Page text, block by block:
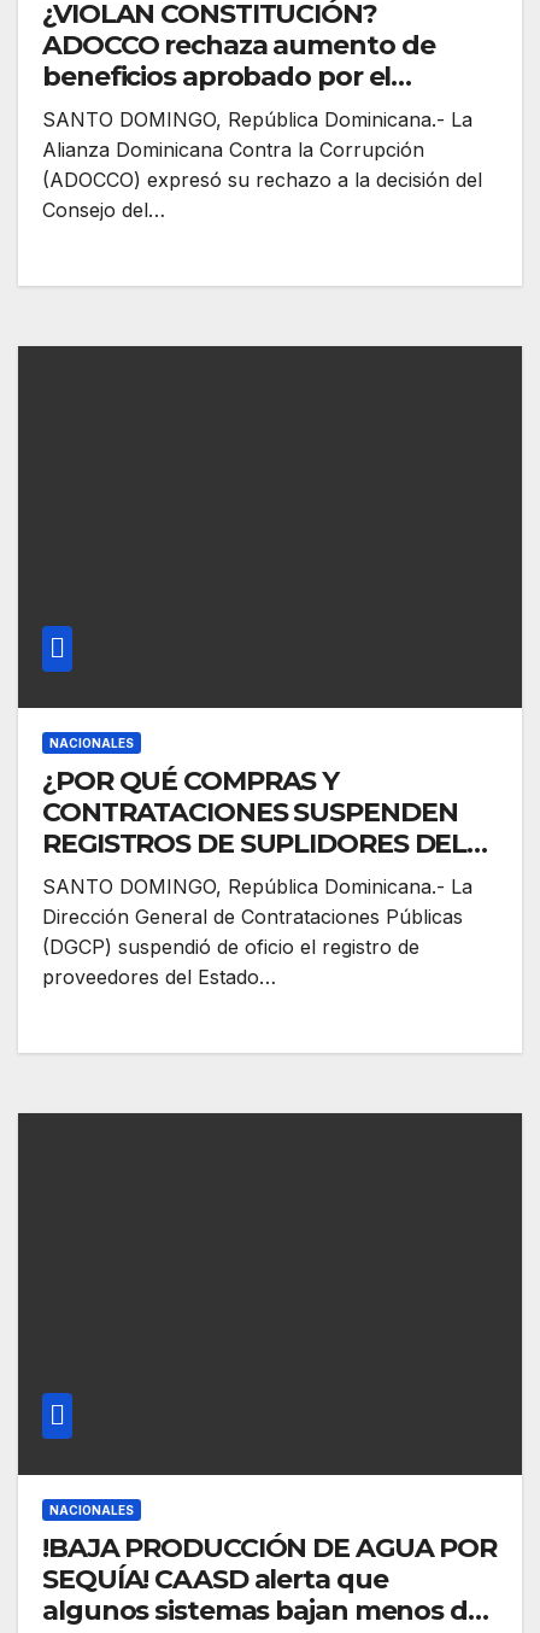
¿VIOLAN CONSTITUCIÓN?
ADOCCO rechaza aumento de
beneficios aprobado por el
Consejo del Poder Judicial por
considerarlo contrario a la Carta
Magna de RD
SANTO DOMINGO, República Dominicana.- La
Alianza Dominicana Contra la Corrupción
(ADOCCO) expresó su rechazo a la decisión del
Consejo del…
NACIONALES
¿POR QUÉ COMPRAS Y
CONTRATACIONES SUSPENDEN
REGISTROS DE SUPLIDORES DEL
ESTADO A FUNCIONARIOS? Entre
ellos a 11 senadores; en total van 81
este año
SANTO DOMINGO, República Dominicana.- La
Dirección General de Contrataciones Públicas
(DGCP) suspendió de oficio el registro de
proveedores del Estado…
NACIONALES
!BAJA PRODUCCIÓN DE AGUA POR
SEQUÍA! CAASD alerta que
algunos sistemas bajan menos del